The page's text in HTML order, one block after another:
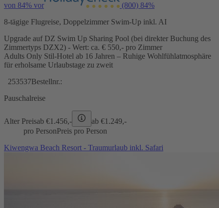
von 84% vor (800) 84%
8-tägige Flugreise, Doppelzimmer Swim-Up inkl. AI
Upgrade auf DZ Swim Up Sharing Pool (bei direkter Buchung des
Zimmertyps DZX2) - Wert: ca. € 550,- pro Zimmer
Adults Only Stil-Hotel ab 16 Jahren – Ruhige Wohlfühlatmosphäre
für erholsame Urlaubstage zu zweit
253537Bestellnr.:
Pauschalreise
Alter Preisab €1.456,- ab €1.249,-
pro PersonPreis pro Person
Kiwengwa Beach Resort - Traumurlaub inkl. Safari